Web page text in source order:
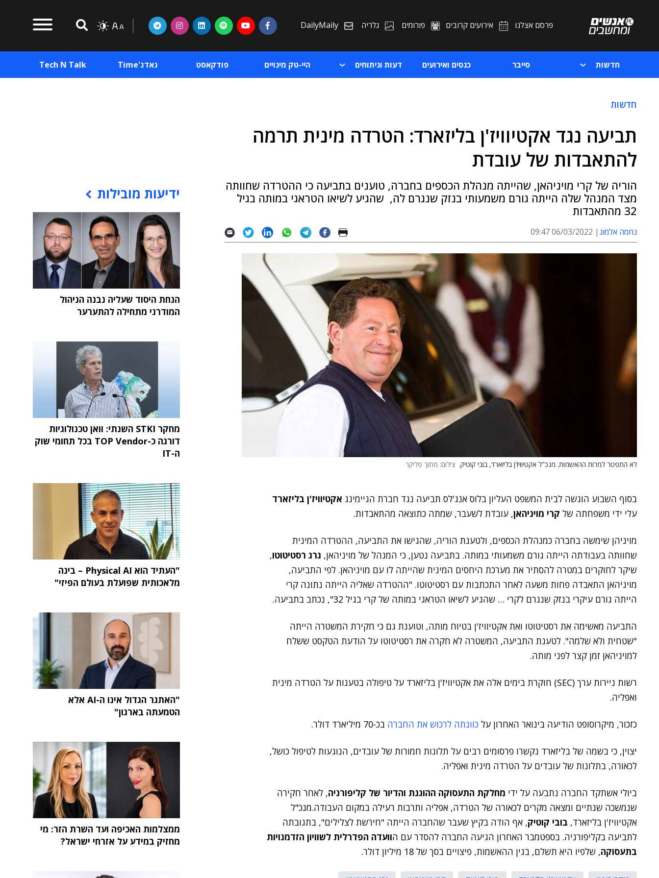
פרסם אצלנו אירועים קרובים פורומים גלריה DailyMaily
חדשות סייבר כנסים ואירועים דעות וניתוחים היי-טק מינויים פודקאסט גאדג'Time Tech N Talk
חדשות
תביעה נגד אקטיוויז'ן בליזארד: הטרדה מינית תרמה
להתאבדות של עובדת
הוריה של קרי מויניהאן, שהייתה מנהלת הכספים בחברה, טוענים בתביעה כי ההטרדה שחוותה
מצד המנהל שלה הייתה גורם משמעותי בנזק שנגרם לה, שהגיע לשיאו הטראגי במותה בגיל
32 מהתאבדות
נחמה אלמוג 06/03/2022 09:47
לא התפטר למרות ההאשמות. מנכ"ל אקטיוויז'ן בליזארד, בובי קוטיק. צילום: מתוך פליקר
בסוף השבוע הוגשה לבית המשפט העליון בלוס אנג'לס תביעה נגד חברת הגיימינג אקטיוויז'ן בליזארד
עלי ידי משפחתה של קרי מויניהאן, עובדת לשעבר, שמתה כתוצאה מהתאבדות.
מויניהן שימשה בחברה כמנהלת הכספים, ולטענת הוריה, שהגישו את התביעה, ההטרדה המינית
שחוותה בעבודתה הייתה גורם משמעותי במותה. בתביעה נטען, כי המנהל של מויניהאן, גרג רסטיטוטו,
שיקר לחוקרים במטרה להסתיר את מערכת היחסים המינית שהייתה לו עם מויניהאן. לפי התביעה,
מויניהאן התאבדה פחות משעה לאחר התכתבות עם רסטיטוטו. "ההטרדה שאליה הייתה נתונה קרי
הייתה גורם עיקרי בנזק שנגרם לקרי … שהגיע לשיאו הטראגי במותה של קרי בגיל 32", נכתב בתביעה.
התביעה מאשימה את רסטיטוטו ואת אקטיוויז'ן בטיוח מותה, וטוענת גם כי חקירת המשטרה הייתה
"שטחית ולא שלמה". לטענת התביעה, המשטרה לא חקרה את רסטיטוטו על הודעת הטקסט ששלח
למויניהאן זמן קצר לפני מותה.
רשות ניירות ערך (SEC) חוקרת בימים אלה את אקטיוויז'ן בליזארד על טיפולה בטענות על הטרדה מינית
ואפליה.
כזכור, מיקרוסופט הודיעה בינואר האחרון על כוונתה לרכוש את החברה בכ-70 מיליארד דולר.
יצוין, כי בשמה של בליזארד נקשרו פרסומים רבים על תלונות חמורות של עובדים, הנוגעות לטיפול כושל,
לכאורה, בתלונות של עובדים על הטרדה מינית ואפליה.
ביולי אשתקד החברה נתבעה על ידי מחלקת התעסוקה ההוגנת והדיור של קליפורניה, לאחר חקירה
שנמשכה שנתיים ומצאה מקרים לכאורה של הטרדה, אפליה ותרבות רעילה במקום העבודה.מנכ"ל
אקטיוויז'ן בליזארד, בובי קוטיק, אף הודה בקיץ שעבר שהחברה הייתה "חירשת לצלילים", בתגובתה
לתביעה בקליפורניה. בספטמבר האחרון הגיעה החברה להסדר עם הוועדה הפדרלית לשוויון הזדמנויות
בתעסוקה, שלפיו היא תשלם, בגין ההאשמות, פיצויים בסך של 18 מיליון דולר.
ידיעות מובילות
הנחת היסוד שעליה נבנה הניהול
המודרני מתחילה להתערער
מחקר STKI השנתי: וואן טכנולוגיות
דורגה כ-TOP Vendor בכל תחומי שוק
ה-IT
"העתיד הוא Physical AI – בינה
מלאכותית שפועלת בעולם הפיזי"
"האתגר הגדול אינו ה-AI אלא
הטמעתה בארגון"
ממצלמות האכיפה ועד השרת הזר: מי
מחזיק במידע על אזרחי ישראל?